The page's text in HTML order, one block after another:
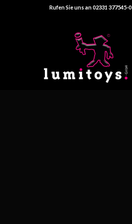
Rufen Sie uns an 02331 377545-0